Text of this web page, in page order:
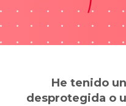
He tenido
desprotegida o